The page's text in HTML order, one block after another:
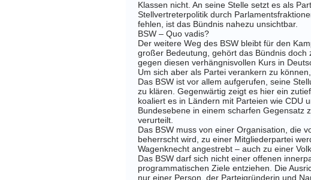
Klassen nicht. An seine Stelle setzt es als
Stellvertreterpolitik durch
fehlen, ist das Bündnis nahezu unsichtbar.
BSW – Quo vadis?
Der weitere Weg des BSW bleibt für den
großer Bedeutung, gehört das Bündnis
gegen diesen verhängnisvollen Kurs in
Um sich aber als Partei verankern zu
Das BSW ist vor allem aufgerufen, seine
zu klären. Gegenwärtig zeigt es hier ein
koaliert es in Ländern mit Parteien wie CDU
Bundesebene in einem scharfen Gegensatz
verurteilt.
Das BSW muss von einer Organisation, die
beherrscht wird, zu einer Mitgliederpartei
Wagenknecht angestrebt – auch zu einer
Das BSW darf sich nicht einer offenen
programmatischen Ziele entziehen. Die
nur einer Person, der Parteigründerin und